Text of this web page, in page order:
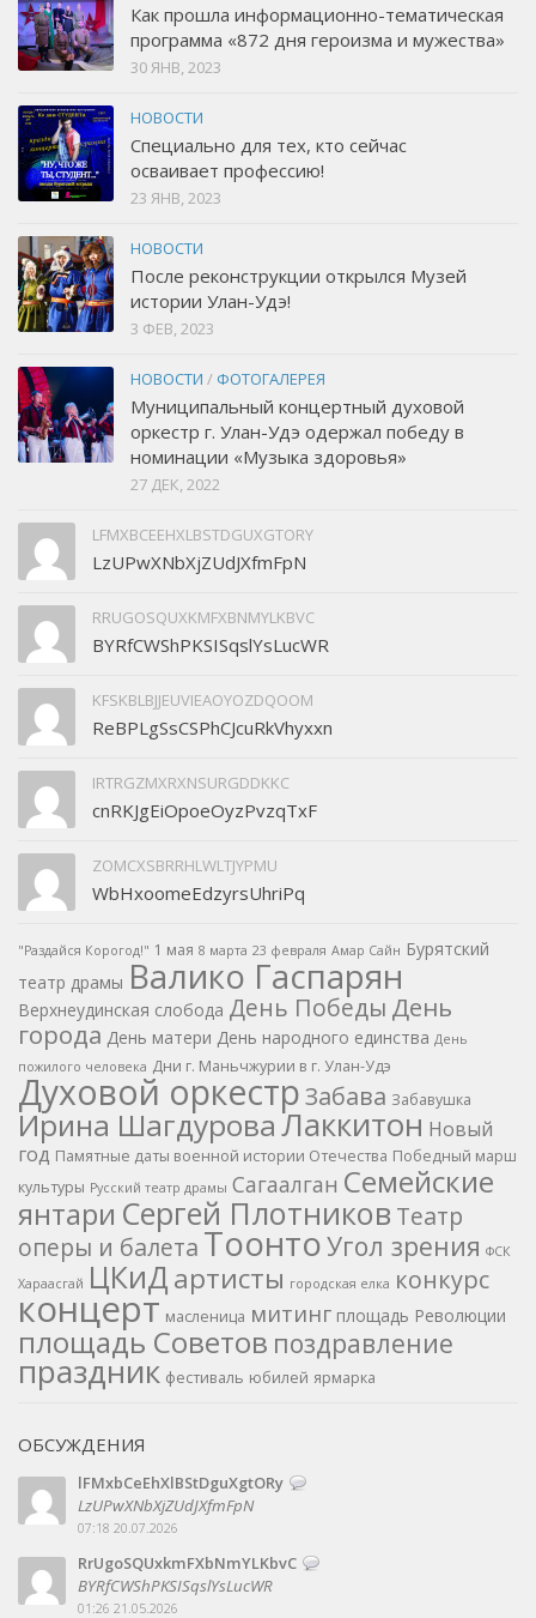
Как прошла информационно-тематическая
программа «872 дня героизма и мужества»
30 ЯНВ, 2023
НОВОСТИ
Специально для тех, кто сейчас
осваивает профессию!
23 ЯНВ, 2023
НОВОСТИ
После реконструкции открылся Музей
истории Улан-Удэ!
3 ФЕВ, 2023
НОВОСТИ / ФОТОГАЛЕРЕЯ
Муниципальный концертный духовой
оркестр г. Улан-Удэ одержал победу в
номинации «Музыка здоровья»
27 ДЕК, 2022
LFMXBCEEHXLBSTDGUXGTORY
LzUPwXNbXjZUdJXfmFpN
RRUGOSQUXKMFXBNMYLKBVC
BYRfCWShPKSISqslYsLucWR
KFSKBLBJJEUVIEAOYOZDQOOM
ReBPLgSsCSPhCJcuRkVhyxxn
IRTRGZMXRXNSURGDDKKC
cnRKJgEiOpoeOyzPvzqTxF
ZOMCXSBRRHLWLTJYPMU
WbHxoomeEdzyrsUhriPq
"Раздайся Корогод!" 1 мая 8 марта 23 февраля Амар Сайн Бурятский
театр драмы Валико Гаспарян
Верхнеудинская слобода День Победы День
города День матери День народного единства День
пожилого человека Дни г. Маньчжурии в г. Улан-Удэ
Духовой оркестрЗабава Забавушка
Ирина ШагдуроваЛаккитон Новый
год Памятные даты военной истории Отечества Победный марш
культуры Русский театр драмы Сагаалган Семейские
янтари Сергей Плотников Театр
оперы и балета ТоонтоУгол зрения ФСК
Хараасгай ЦКиДартисты городская елка конкурс
концерт масленица митинг площадь Революции
площадь Советов поздравление
праздник фестиваль юбилей ярмарка
ОБСУЖДЕНИЯ
lFMxbCeEhXlBStDguXgtORy
LzUPwXNbXjZUdJXfmFpN
07:18 20.07.2026
RrUgoSQUxkmFXbNmYLKbvC
BYRfCWShPKSISqslYsLucWR
01:26 21.05.2026